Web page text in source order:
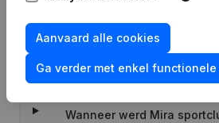
Wat is het PEPPOL ID van
Wanneer werd Mira
Aanvaard alle cookies
Ga verder met enkel